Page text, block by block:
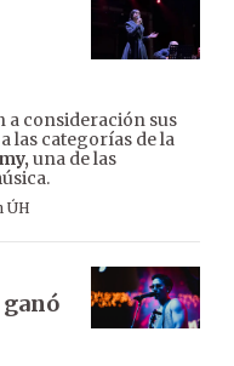
a consideración sus
las categorías de la
una de las
ÚH